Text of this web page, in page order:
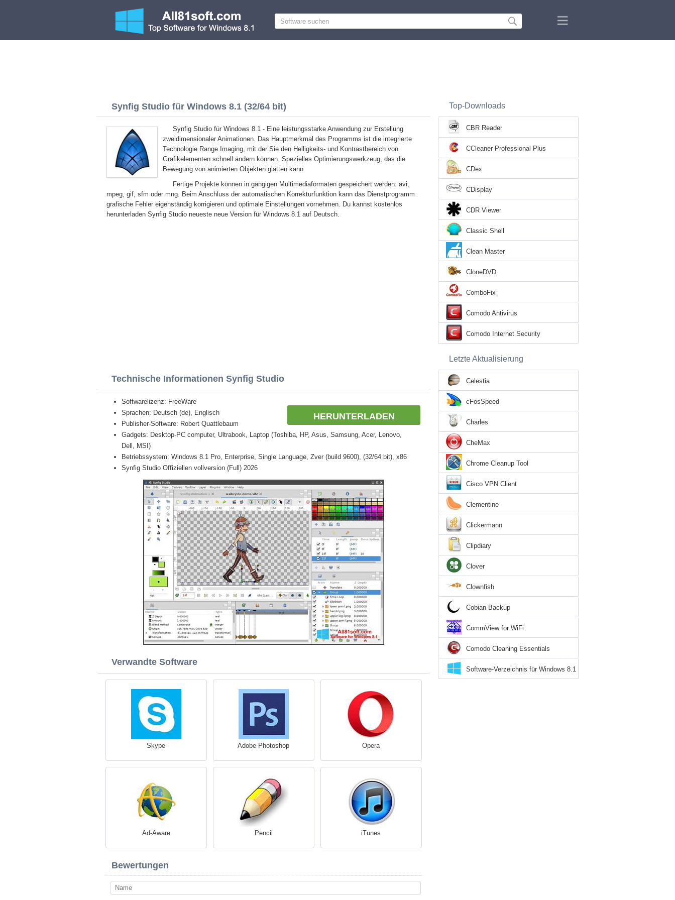
Synfig Studio für Windows 8.1 (32/64 bit)
Synfig Studio für Windows 8.1 - Eine leistungsstarke Anwendung zur Erstellung
zweidimensionaler Animationen. Das Hauptmerkmal des Programms ist die integrierte
Technologie Range Imaging, mit der Sie den Helligkeits- und Kontrastbereich von
Grafikelementen schnell ändern können. Spezielles Optimierungswerkzeug, das die
Bewegung von animierten Objekten glätten kann.
Fertige Projekte können in gängigen Multimediaformaten gespeichert werden: avi,
mpeg, gif, sfm oder mng. Beim Anschluss der automatischen Korrekturfunktion kann das Dienstprogramm
grafische Fehler eigenständig korrigieren und optimale Einstellungen vornehmen. Du kannst kostenlos
herunterladen Synfig Studio neueste neue Version für Windows 8.1 auf Deutsch.
Technische Informationen Synfig Studio
HERUNTERLADEN
Softwarelizenz: FreeWare
Sprachen: Deutsch (de), Englisch
Publisher-Software: Robert Quattlebaum
Gadgets: Desktop-PC computer, Ultrabook, Laptop (Toshiba, HP, Asus, Samsung, Acer, Lenovo,
Dell, MSI)
Betriebssystem: Windows 8.1 Pro, Enterprise, Single Language, Zver (build 9600), (32/64 bit), x86
Synfig Studio Offiziellen vollversion (Full) 2026
Verwandte Software
Skype Adobe Photoshop Opera
Ad-Aware Pencil iTunes
Bewertungen
Top-Downloads
CBR Reader
CCleaner Professional Plus
CDex
CDisplay
CDR Viewer
Classic Shell
Clean Master
CloneDVD
ComboFix
Comodo Antivirus
Comodo Internet Security
Letzte Aktualisierung
Celestia
cFosSpeed
Charles
CheMax
Chrome Cleanup Tool
Cisco VPN Client
Clementine
Clickermann
Clipdiary
Clover
Clownfish
Cobian Backup
CommView for WiFi
Comodo Cleaning Essentials
Software-Verzeichnis für Windows 8.1